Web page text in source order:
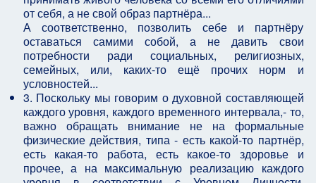
от себя, а не свой образ партнёра...
А соответственно, позволить себе и партнёру
оставаться самими собой, а не давить свои
потребности ради социальных, религиозных,
семейных, или, каких-то ещё прочих норм и
условностей...
3. Поскольку мы говорим о духовной составляющей
каждого уровня, каждого временного интервала,- то,
важно обращать внимание не на формальные
физические действия, типа - есть какой-то партнёр,
есть какая-то работа, есть какое-то здоровье и
прочее, а на максимальную реализацию каждого